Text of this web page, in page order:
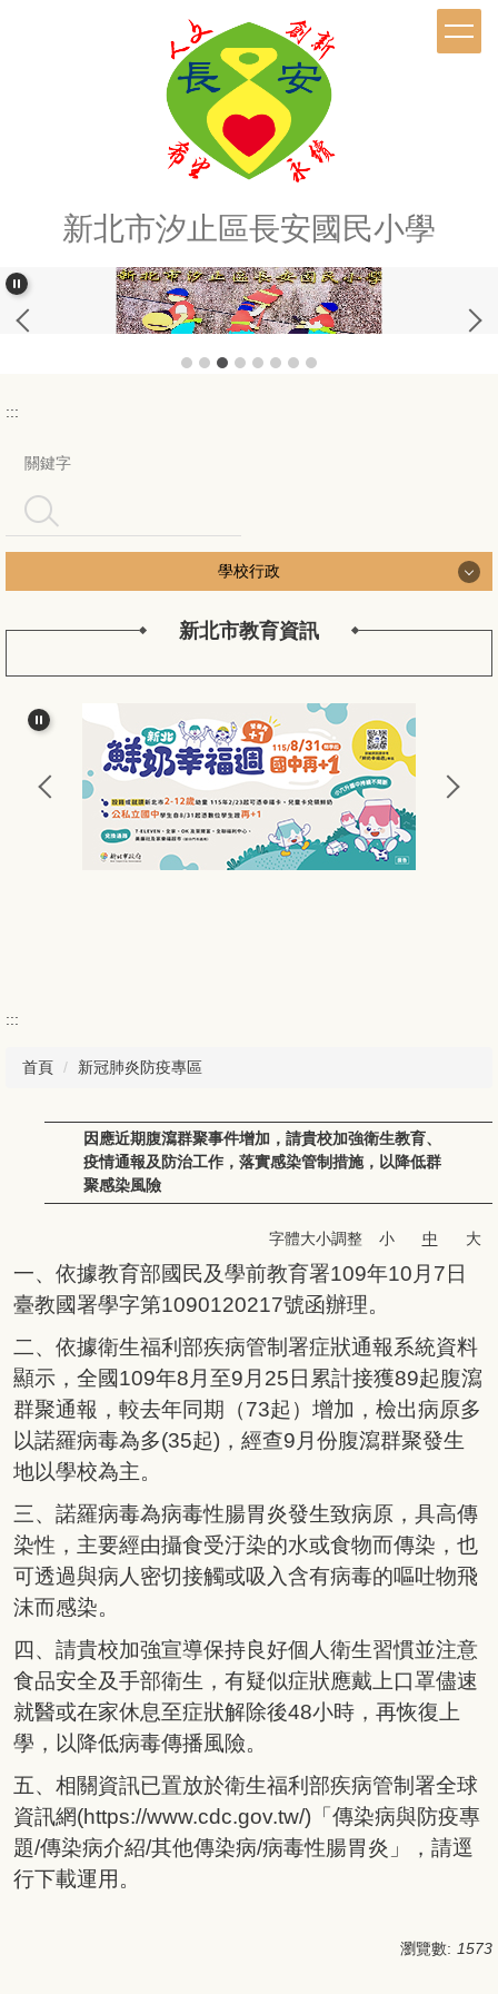
新北市汐止區長安國民小學
:::
搜尋
學校行政
學校行政
認識長安
長安行政團隊
新北公務作業
長安校務工作
新北市教育資訊
:::
首頁 新冠肺炎防疫專區
因應近期腹瀉群聚事件增加，請貴校加強衛生教育、
疫情通報及防治工作，落實感染管制措施，以降低群
聚感染風險
字體大小調整 小 中 大
一、依據教育部國民及學前教育署109年10月7日
臺教國署學字第1090120217號函辦理。
二、依據衛生福利部疾病管制署症狀通報系統資料
顯示，全國109年8月至9月25日累計接獲89起腹瀉
群聚通報，較去年同期（73起）增加，檢出病原多
以諾羅病毒為多(35起)，經查9月份腹瀉群聚發生
地以學校為主。
三、諾羅病毒為病毒性腸胃炎發生致病原，具高傳
染性，主要經由攝食受汙染的水或食物而傳染，也
可透過與病人密切接觸或吸入含有病毒的嘔吐物飛
沫而感染。
四、請貴校加強宣導保持良好個人衛生習慣並注意
食品安全及手部衛生，有疑似症狀應戴上口罩儘速
就醫或在家休息至症狀解除後48小時，再恢復上
學，以降低病毒傳播風險。
五、相關資訊已置放於衛生福利部疾病管制署全球
資訊網(https://www.cdc.gov.tw/)「傳染病與防疫專
題/傳染病介紹/其他傳染病/病毒性腸胃炎」，請逕
行下載運用。
瀏覽數: 1573